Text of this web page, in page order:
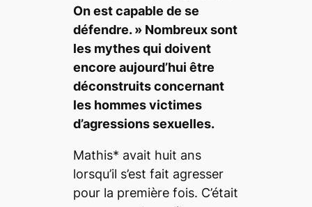
On est capable de se
défendre. » Nombreux sont
les mythes qui doivent
encore aujourd’hui être
déconstruits concernant
les hommes victimes
d’agressions sexuelles.
Mathis* avait huit ans
lorsqu’il s’est fait agresser
pour la première fois. C’était